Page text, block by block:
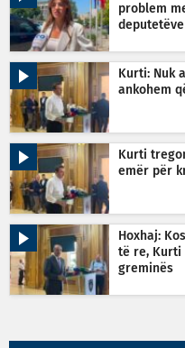
problem
deputetëve
Kurti: Nuk
ankohem
Kurti
emër për
Hoxhaj:
të re, Kurti
greminës